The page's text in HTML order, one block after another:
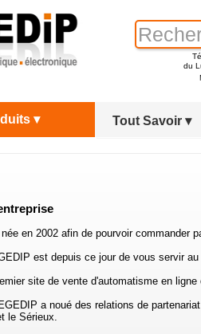
du
Tout Savoir ▾
▾
en 2002 afin de pourvoir commander
est depuis ce jour de vous servir
site de vente d'automatisme en
a noué des relations de
le Sérieux.